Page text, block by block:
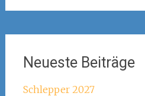
Neueste Beiträge
Schlepper 2027